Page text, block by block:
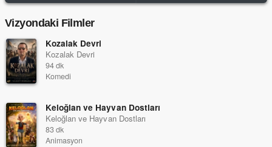
Vizyondaki Filmler
Kozalak Devri
Kozalak Devri
94 dk
Komedi
Keloğlan ve Hayvan Dostları
Keloğlan ve Hayvan Dostları
83 dk
Animasyon